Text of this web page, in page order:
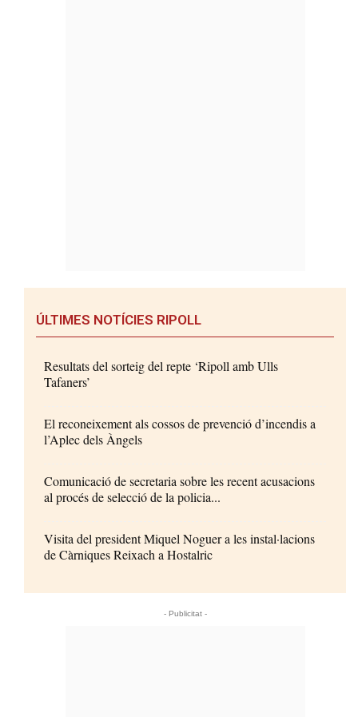
ÚLTIMES NOTÍCIES RIPOLL
Resultats del sorteig del repte ‘Ripoll amb Ulls
Tafaners’
El reconeixement als cossos de prevenció d’incendis a
l’Aplec dels Àngels
Comunicació de secretaria sobre les recent acusacions
al procés de selecció de la policia...
Visita del president Miquel Noguer a les instal·lacions
de Càrniques Reixach a Hostalric
- Publicitat -